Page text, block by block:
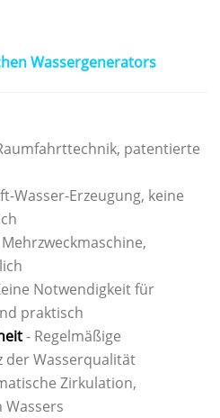
Wassergenerators
patentierte
Wasser-Erzeugung, keine
Notwendigkeit für
praktisch
- Regelmäßige
der Wasserqualität
Zirkulation,
Wassers